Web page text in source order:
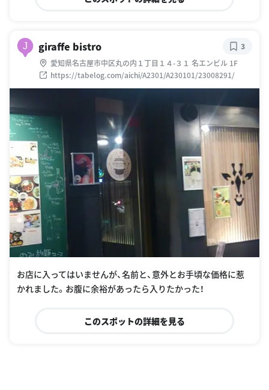
J giraffe bistro
愛知県名古屋市中区丸の内１丁目１４-３１ 名エンビル 1F
https://tabelog.com/aichi/A2301/A230101/23008291/
3
お店に入ってはいませんが、名前と、意外とお手頃な価格に惹
かれました。お腹に余裕があったら入りたかった！
このスポットの詳細を見る